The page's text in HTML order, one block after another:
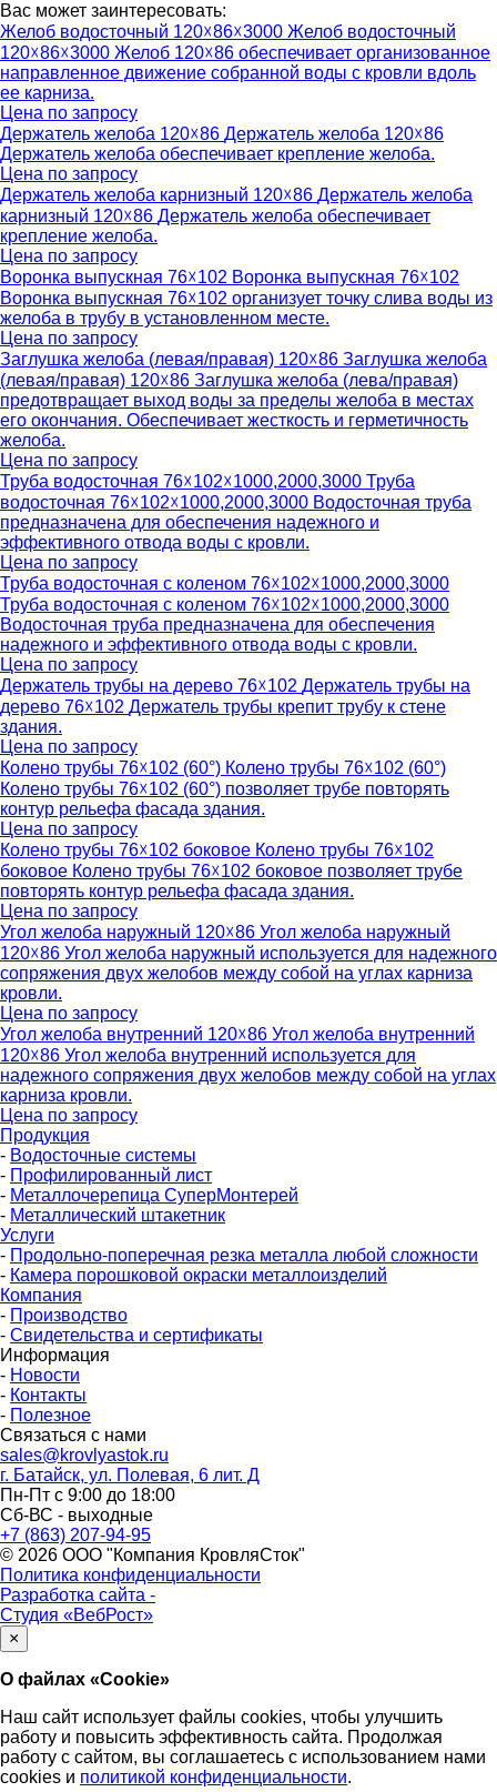
Вас может заинтересовать:
Желоб водосточный 120☓86☓3000 Желоб водосточный
120☓86☓3000 Желоб 120☓86 обеспечивает организованное
направленное движение собранной воды с кровли вдоль
ее карниза.
Цена по запросу
Держатель желоба 120☓86 Держатель желоба 120☓86
Держатель желоба обеспечивает крепление желоба.
Цена по запросу
Держатель желоба карнизный 120☓86 Держатель желоба
карнизный 120☓86 Держатель желоба обеспечивает
крепление желоба.
Цена по запросу
Воронка выпускная 76☓102 Воронка выпускная 76☓102
Воронка выпускная 76☓102 организует точку слива воды из
желоба в трубу в установленном месте.
Цена по запросу
Заглушка желоба (левая/правая) 120☓86 Заглушка желоба
(левая/правая) 120☓86 Заглушка желоба (лева/правая)
предотвращает выход воды за пределы желоба в местах
его окончания. Обеспечивает жесткость и герметичность
желоба.
Цена по запросу
Труба водосточная 76☓102☓1000,2000,3000 Труба
водосточная 76☓102☓1000,2000,3000 Водосточная труба
предназначена для обеспечения надежного и
эффективного отвода воды с кровли.
Цена по запросу
Труба водосточная с коленом 76☓102☓1000,2000,3000
Труба водосточная с коленом 76☓102☓1000,2000,3000
Водосточная труба предназначена для обеспечения
надежного и эффективного отвода воды с кровли.
Цена по запросу
Держатель трубы на дерево 76☓102 Держатель трубы на
дерево 76☓102 Держатель трубы крепит трубу к стене
здания.
Цена по запросу
Колено трубы 76☓102 (60°) Колено трубы 76☓102 (60°)
Колено трубы 76☓102 (60°) позволяет трубе повторять
контур рельефа фасада здания.
Цена по запросу
Колено трубы 76☓102 боковое Колено трубы 76☓102
боковое Колено трубы 76☓102 боковое позволяет трубе
повторять контур рельефа фасада здания.
Цена по запросу
Угол желоба наружный 120☓86 Угол желоба наружный
120☓86 Угол желоба наружный используется для надежного
сопряжения двух желобов между собой на углах карниза
кровли.
Цена по запросу
Угол желоба внутренний 120☓86 Угол желоба внутренний
120☓86 Угол желоба внутренний используется для
надежного сопряжения двух желобов между собой на углах
карниза кровли.
Цена по запросу
Продукция
- Водосточные системы
- Профилированный лист
- Металлочерепица СуперМонтерей
- Металлический штакетник
Услуги
- Продольно-поперечная резка металла любой сложности
- Камера порошковой окраски металлоизделий
Компания
- Производство
- Свидетельства и сертификаты
Информация
- Новости
- Контакты
- Полезное
Связаться с нами
sales@krovlyastok.ru
г. Батайск, ул. Полевая, 6 лит. Д
Пн-Пт с 9:00 до 18:00
Сб-ВС - выходные
+7 (863) 207-94-95
© 2026 ООО "Компания КровляСток"
Политика конфиденциальности
Разработка сайта -
Студия «ВебРост»
×
О файлах «Cookie»
Наш сайт использует файлы cookies, чтобы улучшить
работу и повысить эффективность сайта. Продолжая
работу с сайтом, вы соглашаетесь с использованием нами
cookies и политикой конфиденциальности.